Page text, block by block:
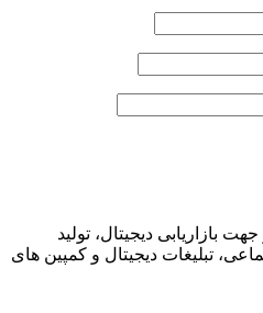
بازاریابی دیجیتال، تولید
تبلیغات دیجیتال و کمپین های